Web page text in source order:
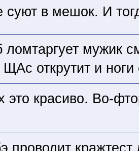
суют в мешок. И
ломтаргует мужик
ЩАс открутит и
это красиво. Во-
проводит